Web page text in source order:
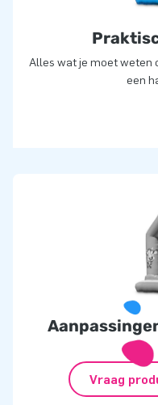
Alles wat je moet weten
een
Vraag